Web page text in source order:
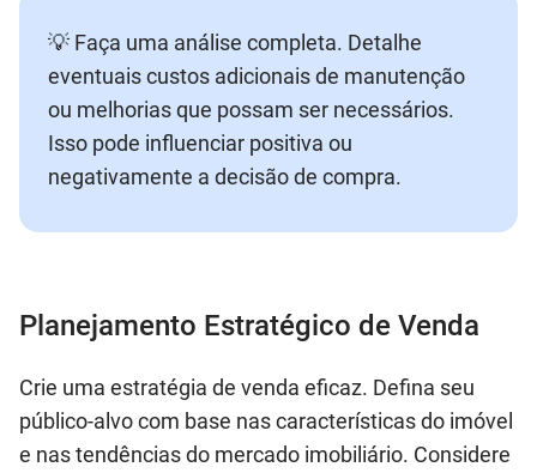
💡 Faça uma análise completa. Detalhe
eventuais custos adicionais de manutenção
ou melhorias que possam ser necessários.
Isso pode influenciar positiva ou
negativamente a decisão de compra.
Planejamento Estratégico de Venda
Crie uma estratégia de venda eficaz. Defina seu
público-alvo com base nas características do imóvel
e nas tendências do mercado imobiliário. Considere